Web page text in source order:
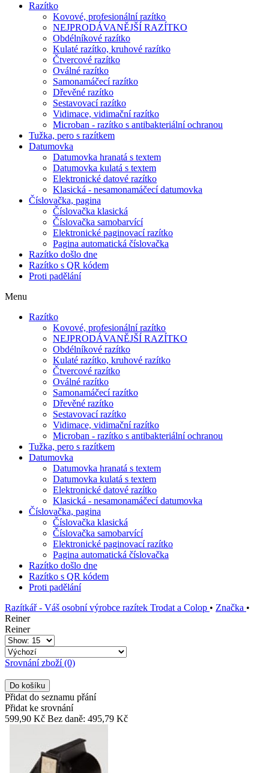
Razítko
Kovové, profesionální razítko
NEJPRODÁVANĚJŠÍ RAZÍTKO
Obdélníkové razítko
Kulaté razítko, kruhové razítko
Čtvercové razítko
Oválné razítko
Samonamáčecí razítko
Dřevěné razítko
Sestavovací razítko
Vidimace, vidimační razítko
Microban - razítko s antibakteriální ochranou
Tužka, pero s razítkem
Datumovka
Datumovka hranatá s textem
Datumovka kulatá s textem
Elektronické datové razítko
Klasická - nesamonamáčecí datumovka
Číslovačka, pagina
Číslovačka klasická
Číslovačka samobarvící
Elektronické paginovací razítko
Pagina automatická číslovačka
Razítko došlo dne
Razítko s QR kódem
Proti padělání
Menu
Razítko
Kovové, profesionální razítko
NEJPRODÁVANĚJŠÍ RAZÍTKO
Obdélníkové razítko
Kulaté razítko, kruhové razítko
Čtvercové razítko
Oválné razítko
Samonamáčecí razítko
Dřevěné razítko
Sestavovací razítko
Vidimace, vidimační razítko
Microban - razítko s antibakteriální ochranou
Tužka, pero s razítkem
Datumovka
Datumovka hranatá s textem
Datumovka kulatá s textem
Elektronické datové razítko
Klasická - nesamonamáčecí datumovka
Číslovačka, pagina
Číslovačka klasická
Číslovačka samobarvící
Elektronické paginovací razítko
Pagina automatická číslovačka
Razítko došlo dne
Razítko s QR kódem
Proti padělání
Razítkář - Váš osobní výrobce razítek Trodat a Colop • Značka •
Reiner
Reiner
Srovnání zboží (0)
Přidat do seznamu přání
Přidat ke srovnání
599,90 Kč Bez daně: 495,79 Kč